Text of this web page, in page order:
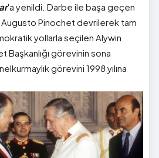
'a yenildi. Darbe ile başa geçen
Augusto Pinochet devrilerek tam
yollarla seçilen Alywin
görevinin sona
görevini 1998 yılına